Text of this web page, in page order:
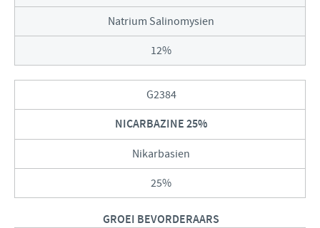
Natrium Salinomysien
12%
G2384
NICARBAZINE 25%
Nikarbasien
25%
GROEI BEVORDERAARS